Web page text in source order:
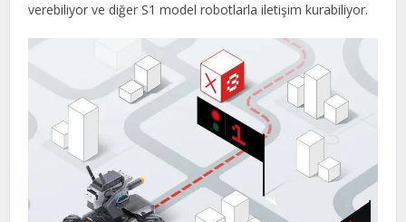
verebiliyor ve diğer S1 model robotlarla iletişim kurabiliyor.